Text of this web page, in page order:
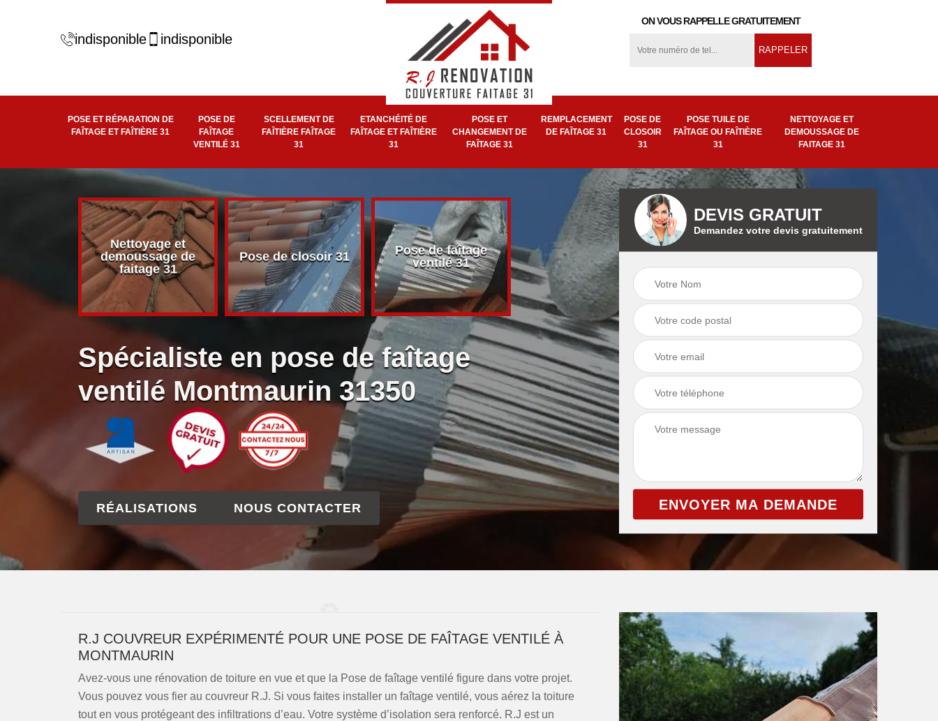
indisponible indisponible
ON VOUS RAPPELLE GRATUITEMENT
POSE ET RÉPARATION DE
FAÎTAGE ET FAÎTIÈRE 31
POSE DE
FAÎTAGE
VENTILÉ 31
SCELLEMENT DE
FAÎTIÈRE FAÎTAGE
31
ETANCHÉITÉ DE
FAÎTAGE ET FAÎTIÈRE
31
POSE ET
CHANGEMENT DE
FAÎTAGE 31
REMPLACEMENT
DE FAÎTAGE 31
POSE DE
CLOSOIR
31
POSE TUILE DE
FAÎTAGE OU FAÎTIÈRE
31
NETTOYAGE ET
DEMOUSSAGE DE
FAITAGE 31
Nettoyage et
demoussage de
faitage 31
Pose de closoir 31
Pose de faîtage
ventilé 31
Pose et réparation
de faîtage et faîtière
31
faîtage ou faîtière
31
Remplacement de
Spécialiste en pose de faîtage
ventilé Montmaurin 31350
RÉALISATIONS NOUS CONTACTER
DEVIS GRATUIT
Demandez votre devis gratuitement
R.J COUVREUR EXPÉRIMENTÉ POUR UNE POSE DE FAÎTAGE VENTILÉ À
MONTMAURIN
Avez-vous une rénovation de toiture en vue et que la Pose de faîtage ventilé figure dans votre projet.
Vous pouvez vous fier au couvreur R.J. Si vous faites installer un faîtage ventilé, vous aérez la toiture
tout en vous protégeant des infiltrations d’eau. Votre système d’isolation sera renforcé. R.J est un